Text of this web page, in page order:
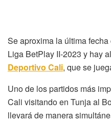
Se aproxima la última
Liga BetPlay II-2023 y hay
Deportivo Cali, que se
Uno de los partidos más
Cali visitando en Tunja al
llevará de manera